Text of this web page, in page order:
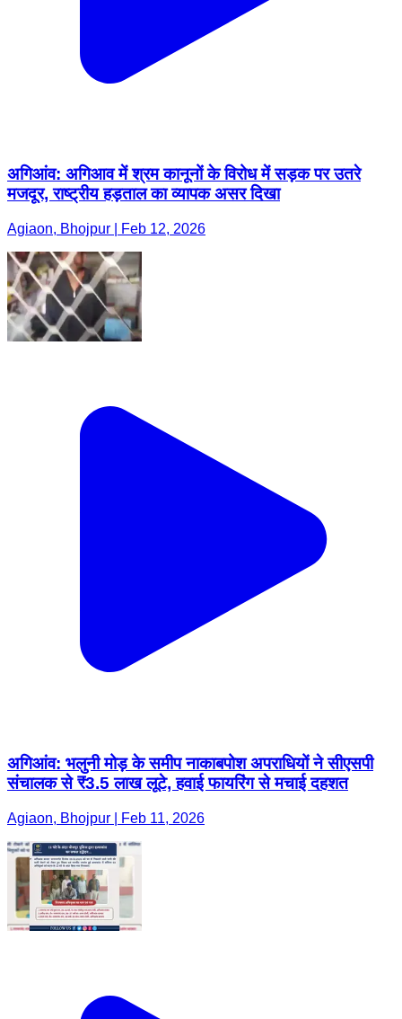
अगिआंव: अगिआव में श्रम कानूनों के विरोध में सड़क पर उतरे
मजदूर, राष्ट्रीय हड़ताल का व्यापक असर दिखा
Agiaon, Bhojpur | Feb 12, 2026
अगिआंव: भलुनी मोड़ के समीप नाकाबपोश अपराधियों ने सीएसपी
संचालक से ₹3.5 लाख लूटे, हवाई फायरिंग से मचाई दहशत
Agiaon, Bhojpur | Feb 11, 2026